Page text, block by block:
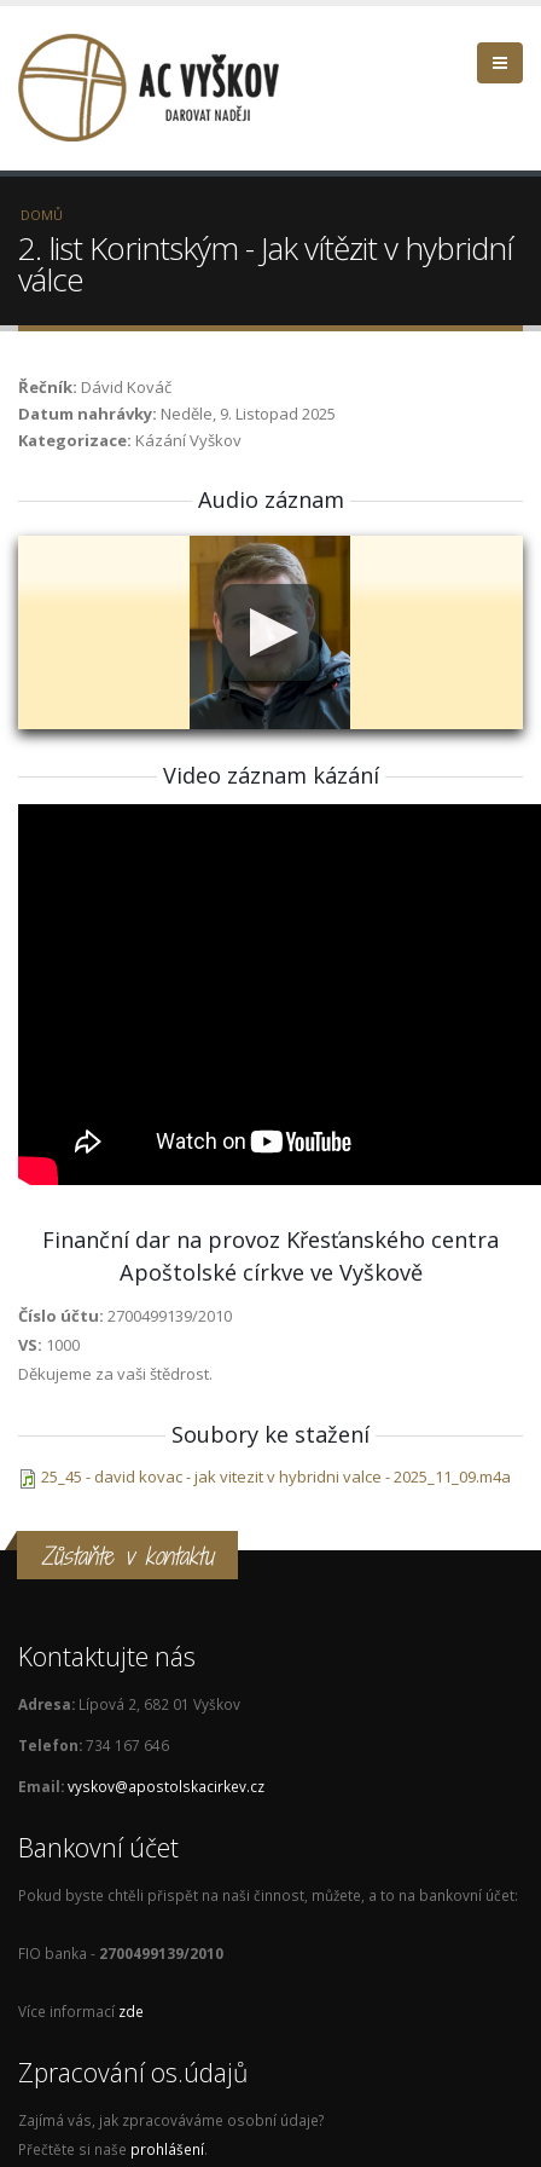
DOMŮ
2. list Korintským - Jak vítězit v hybridní
válce
Řečník: Dávid Kováč
Datum nahrávky: Neděle, 9. Listopad 2025
Kategorizace: Kázání Vyškov
Audio záznam
Video záznam kázání
Finanční dar na provoz Křesťanského centra
Apoštolské církve ve Vyškově
Číslo účtu: 2700499139/2010
VS: 1000
Děkujeme za vaši štědrost.
Soubory ke stažení
25_45 - david kovac - jak vitezit v hybridni valce - 2025_11_09.m4a
Zůstaňte v kontaktu
Kontaktujte nás
Adresa: Lípová 2, 682 01 Vyškov
Telefon:734 167 646
Email:vyskov@apostolskacirkev.cz
Bankovní účet
Pokud byste chtěli přispět na naši činnost, můžete, a to na bankovní účet:
FIO banka - 2700499139/2010
Více informací zde
Zpracování os.údajů
Zajímá vás, jak zpracováváme osobní údaje?
Přečtěte si naše prohlášení.